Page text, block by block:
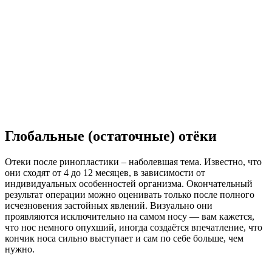
Глобальные (остаточные) отёки
Отеки после ринопластики – наболевшая тема. Известно, что
они сходят от 4 до 12 месяцев, в зависимости от
индивидуальных особенностей организма. Окончательный
результат операции можно оценивать только после полного
исчезновения застойных явлений. Визуально они
проявляются исключительно на самом носу — вам кажется,
что нос немного опухший, иногда создаётся впечатление, что
кончик носа сильно выступает и сам по себе больше, чем
нужно.